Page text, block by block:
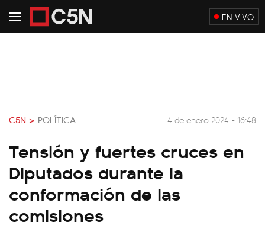
EN VIVO
C5N > POLÍTICA 4 de enero 2024 - 16:48
Tensión y fuertes cruces en
Diputados durante la
conformación de las
comisiones